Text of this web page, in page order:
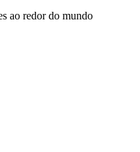
ao redor do mundo